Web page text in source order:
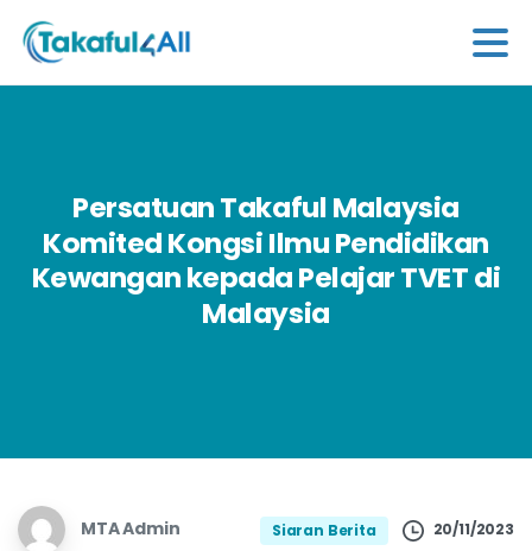
PersatuanTakaful Malaysia
KomitedKongsiIlmuPendidikan
KewangankepadaPelajarTVETdi
Malaysia
MTA Admin Siaran Berita 20/11/2023